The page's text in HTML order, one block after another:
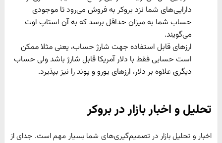
دارایی‌های شما نزد بروکر به فروش می‌رود تا موجودی
حساب شما به میزان حداقل برسد که به آن استاپ اوت
می‌گویند.
ارزهای قابل استفاده جهت شارژ حساب، یعنی مثلا ممکن
است حسابی فقط با دلار آمریکا قابل شارژ باشد ولی حساب
دیگری علاوه بر دلار، ارزهای یورو و پوند را نیز بپذیرد.
تحلیل و اخبار بازار در بروکر
اخبار و تحلیل بازار در تصمیم‌گیری‌های شما بسیار مهم است. جدای از